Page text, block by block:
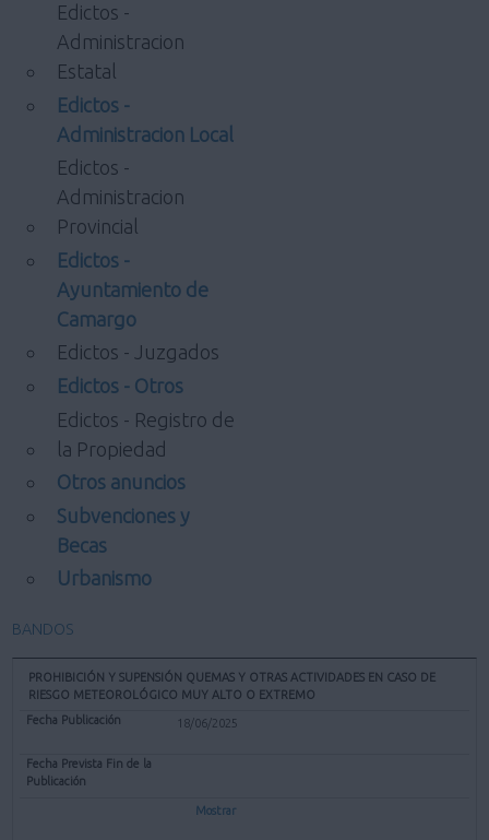
Edictos -
Administracion
Estatal
Edictos -
Administracion Local
Edictos -
Administracion
Provincial
Edictos -
Ayuntamiento de
Camargo
Edictos - Juzgados
Edictos - Otros
Edictos - Registro de
la Propiedad
Otros anuncios
Subvenciones y
Becas
Urbanismo
BANDOS
PROHIBICIÓN Y SUPENSIÓN QUEMAS Y OTRAS ACTIVIDADES EN CASO DE
RIESGO METEOROLÓGICO MUY ALTO O EXTREMO
18/06/2025
Mostrar